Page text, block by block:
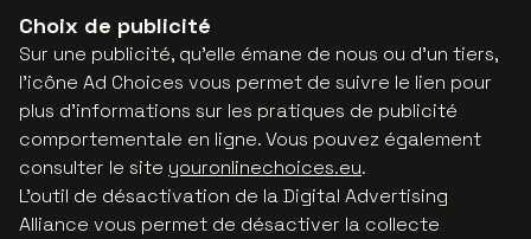
Choix de publicité
Sur une publicité, qu'elle émane de nous ou d'un tiers,
l'icône Ad Choices vous permet de suivre le lien pour
plus d'informations sur les pratiques de publicité
comportementale en ligne. Vous pouvez également
consulter le site youronlinechoices.eu.
L'outil de désactivation de la Digital Advertising
Alliance vous permet de désactiver la collecte